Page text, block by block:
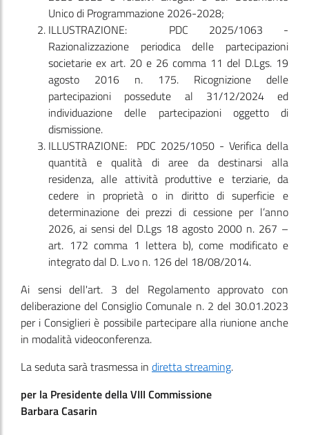
Unico di Programmazione 2026-2028;
ILLUSTRAZIONE: PDC 2025/1063 -
Razionalizzazione periodica delle partecipazioni
societarie ex art. 20 e 26 comma 11 del D.Lgs. 19
agosto 2016 n. 175. Ricognizione delle
partecipazioni possedute al 31/12/2024 ed
individuazione delle partecipazioni oggetto di
dismissione.
ILLUSTRAZIONE: PDC 2025/1050 - Verifica della
quantità e qualità di aree da destinarsi alla
residenza, alle attività produttive e terziarie, da
cedere in proprietà o in diritto di superficie e
determinazione dei prezzi di cessione per l’anno
2026, ai sensi del D.Lgs 18 agosto 2000 n. 267 –
art. 172 comma 1 lettera b), come modificato e
integrato dal D. L.vo n. 126 del 18/08/2014.
Ai sensi dell'art. 3 del Regolamento approvato con
deliberazione del Consiglio Comunale n. 2 del 30.01.2023
per i Consiglieri è possibile partecipare alla riunione anche
in modalità videoconferenza.
La seduta sarà trasmessa in diretta streaming.
per la Presidente della VIII Commissione
Barbara Casarin